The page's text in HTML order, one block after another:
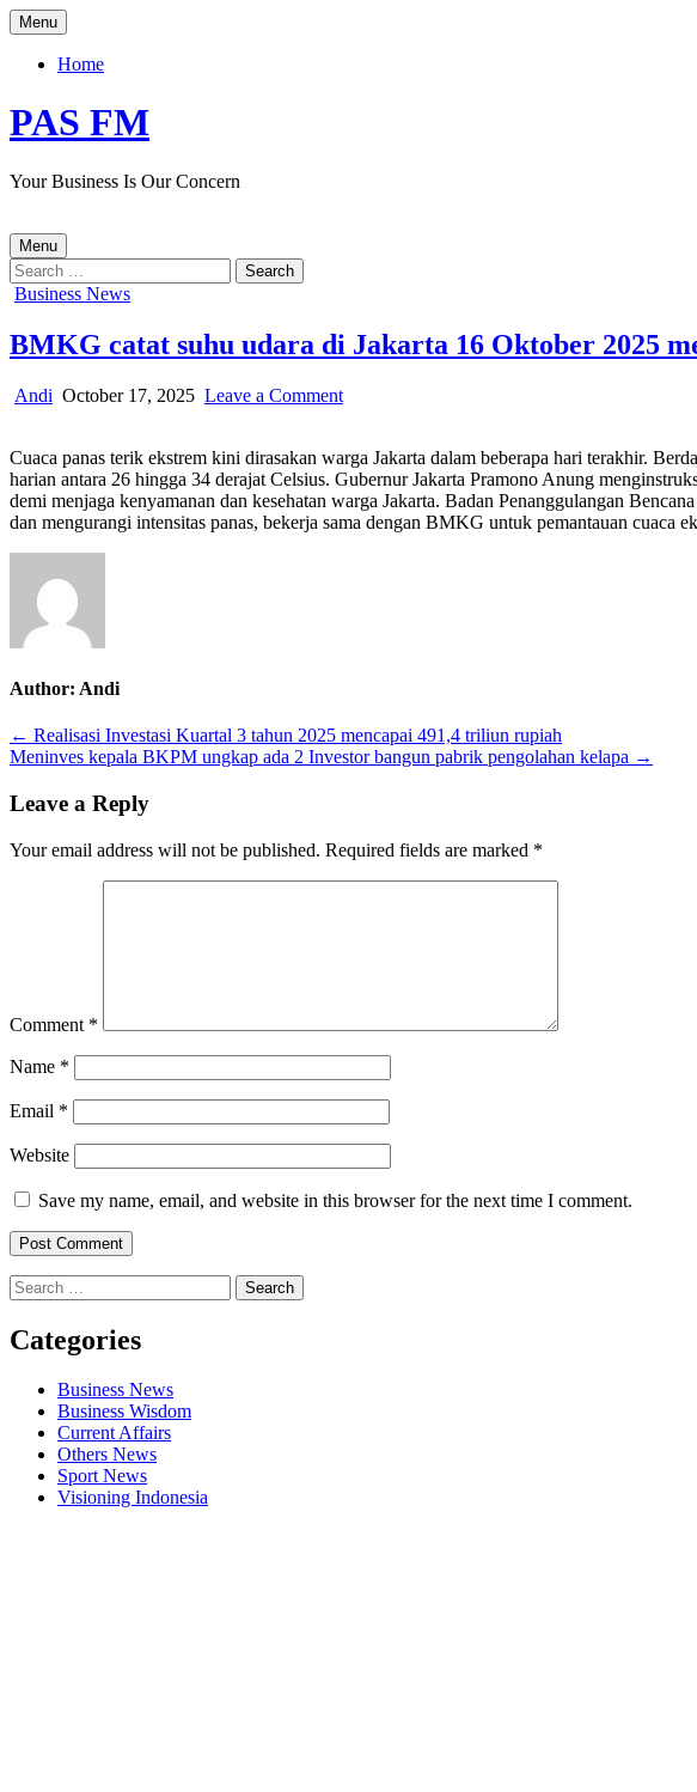
Skip
to
content
Menu
Home
PAS FM
Your Business Is Our Concern
Menu
Search
for:
Posted
Business News
BMKG catat suhu udara di Jakarta 16 Oktober 2025
Author:
Andi Published
October 17, 2025 Leave a Commenton
suhu
udara
di
Jakarta
Cuaca panas terik ekstrem kini dirasakan warga Jakarta dalam beberapa hari terakhir.
harian antara 26 hingga 34 derajat Celsius. Gubernur Jakarta Pramono Anung
demi menjaga kenyamanan dan kesehatan warga Jakarta. Badan Penanggulangan
dan mengurangi intensitas panas, bekerja sama dengan BMKG untuk pemantauan cuaca
Author: Andi
Post
navigation
← Realisasi Investasi Kuartal 3 tahun 2025 mencapai 491,4 triliun rupiah
Meninves kepala BKPM ungkap ada 2 Investor bangun pabrik pengolahan kelapa →
Leave a Reply
Your email address will not be published. Required fields are marked *
Comment *
Name *
Email *
Website
Save my name, email, and website in this browser for the next time I comment.
Search
for:
Categories
Business News
Business Wisdom
Current Affairs
Others News
Sport News
Visioning Indonesia